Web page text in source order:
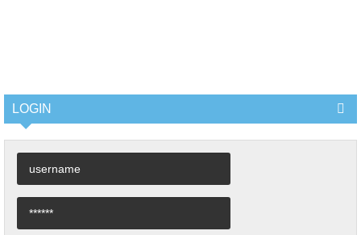
LOGIN